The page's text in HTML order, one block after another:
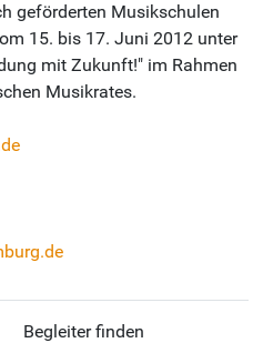
geförderten Musikschulen
15. bis 17. Juni 2012 unter
mit Zukunft!" im Rahmen
Musikrates.
Begleiter finden